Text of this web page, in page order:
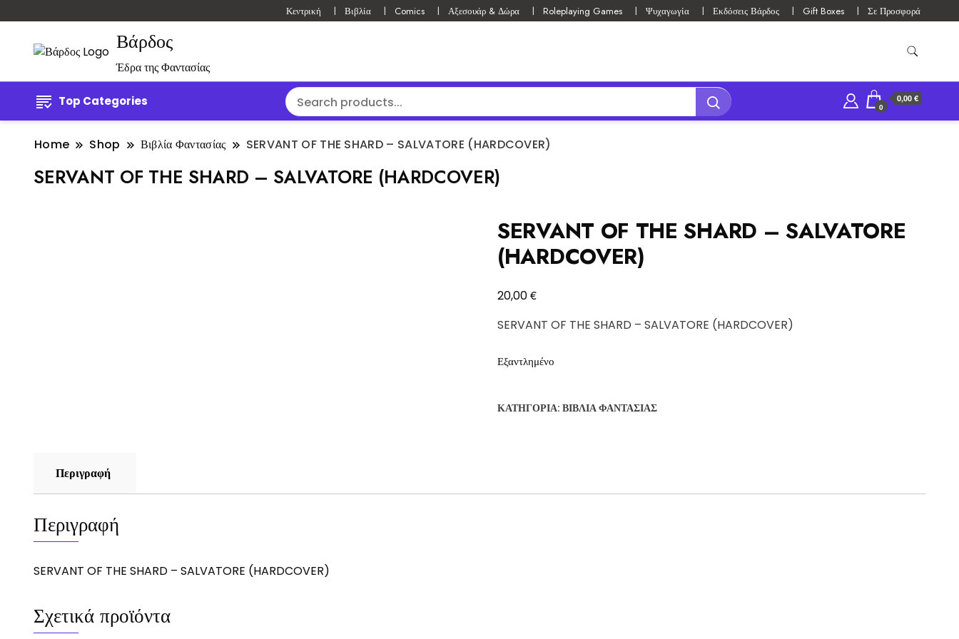
Κεντρική Βιβλία Comics Αξεσουάρ & Δώρα Roleplaying Games Ψυχαγωγία Εκδόσεις Βάρδος Gift Boxes Σε Προσφορά
Βάρδος
Έδρα της Φαντασίας
Top Categories 0
0,00 €
Home Shop Βιβλία Φαντασίας SERVANT OF THE SHARD – SALVATORE (HARDCOVER)
SERVANT OF THE SHARD – SALVATORE (HARDCOVER)
SERVANT OF THE SHARD – SALVATORE
(HARDCOVER)
20,00€
SERVANT OF THE SHARD – SALVATORE (HARDCOVER)
Εξαντλημένο
ΚΑΤΗΓΟΡΊΑ: ΒΙΒΛΊΑ ΦΑΝΤΑΣΊΑΣ
Περιγραφή
Περιγραφή
SERVANT OF THE SHARD – SALVATORE (HARDCOVER)
Σχετικά προϊόντα